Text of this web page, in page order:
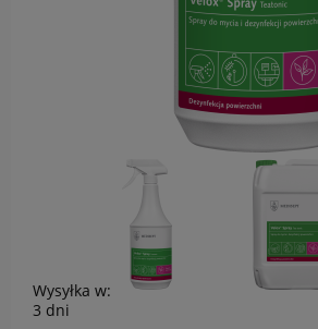
Wysyłka w:
3 dni